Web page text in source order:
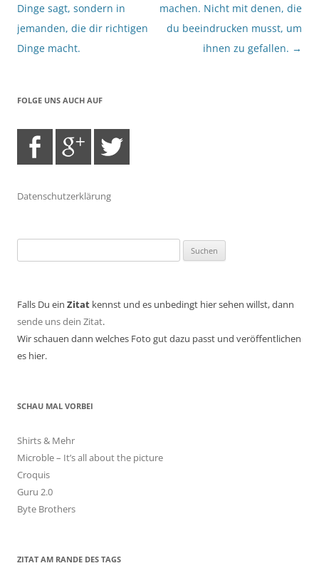
Dinge sagt, sondern in
jemanden, die dir richtigen
Dinge macht.
machen. Nicht mit denen, die
du beeindrucken musst, um
ihnen zu gefallen. →
FOLGE UNS AUCH AUF
Datenschutzerklärung
nach:
Falls Du ein Zitat kennst und es unbedingt hier sehen willst, dann
sende uns dein Zitat.
Wir schauen dann welches Foto gut dazu passt und veröffentlichen
es hier.
SCHAU MAL VORBEI
Shirts & Mehr
Microble – It’s all about the picture
Croquis
Guru 2.0
Byte Brothers
ZITAT AM RANDE DES TAGS